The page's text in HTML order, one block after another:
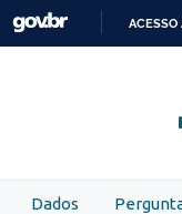
Skip to main content
ACESSO
Dados